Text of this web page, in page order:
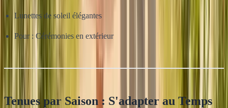
Lunettes de soleil élégantes
Pour : Cérémonies en extérieur
Tenues par Saison : S'adapter au Temps